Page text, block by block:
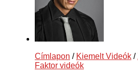
Címlapon / Kiemelt Videók /
Faktor videók